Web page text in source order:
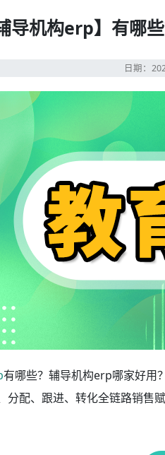
辅导机构erp】有哪
日期：
有哪些？辅导机构erp哪家好用
分配、跟进、转化全链路销售